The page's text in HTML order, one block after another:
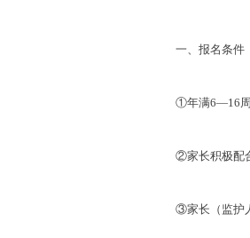
一、报名条件
①年满6—16周岁
②家长积极配合
③家长（监护人